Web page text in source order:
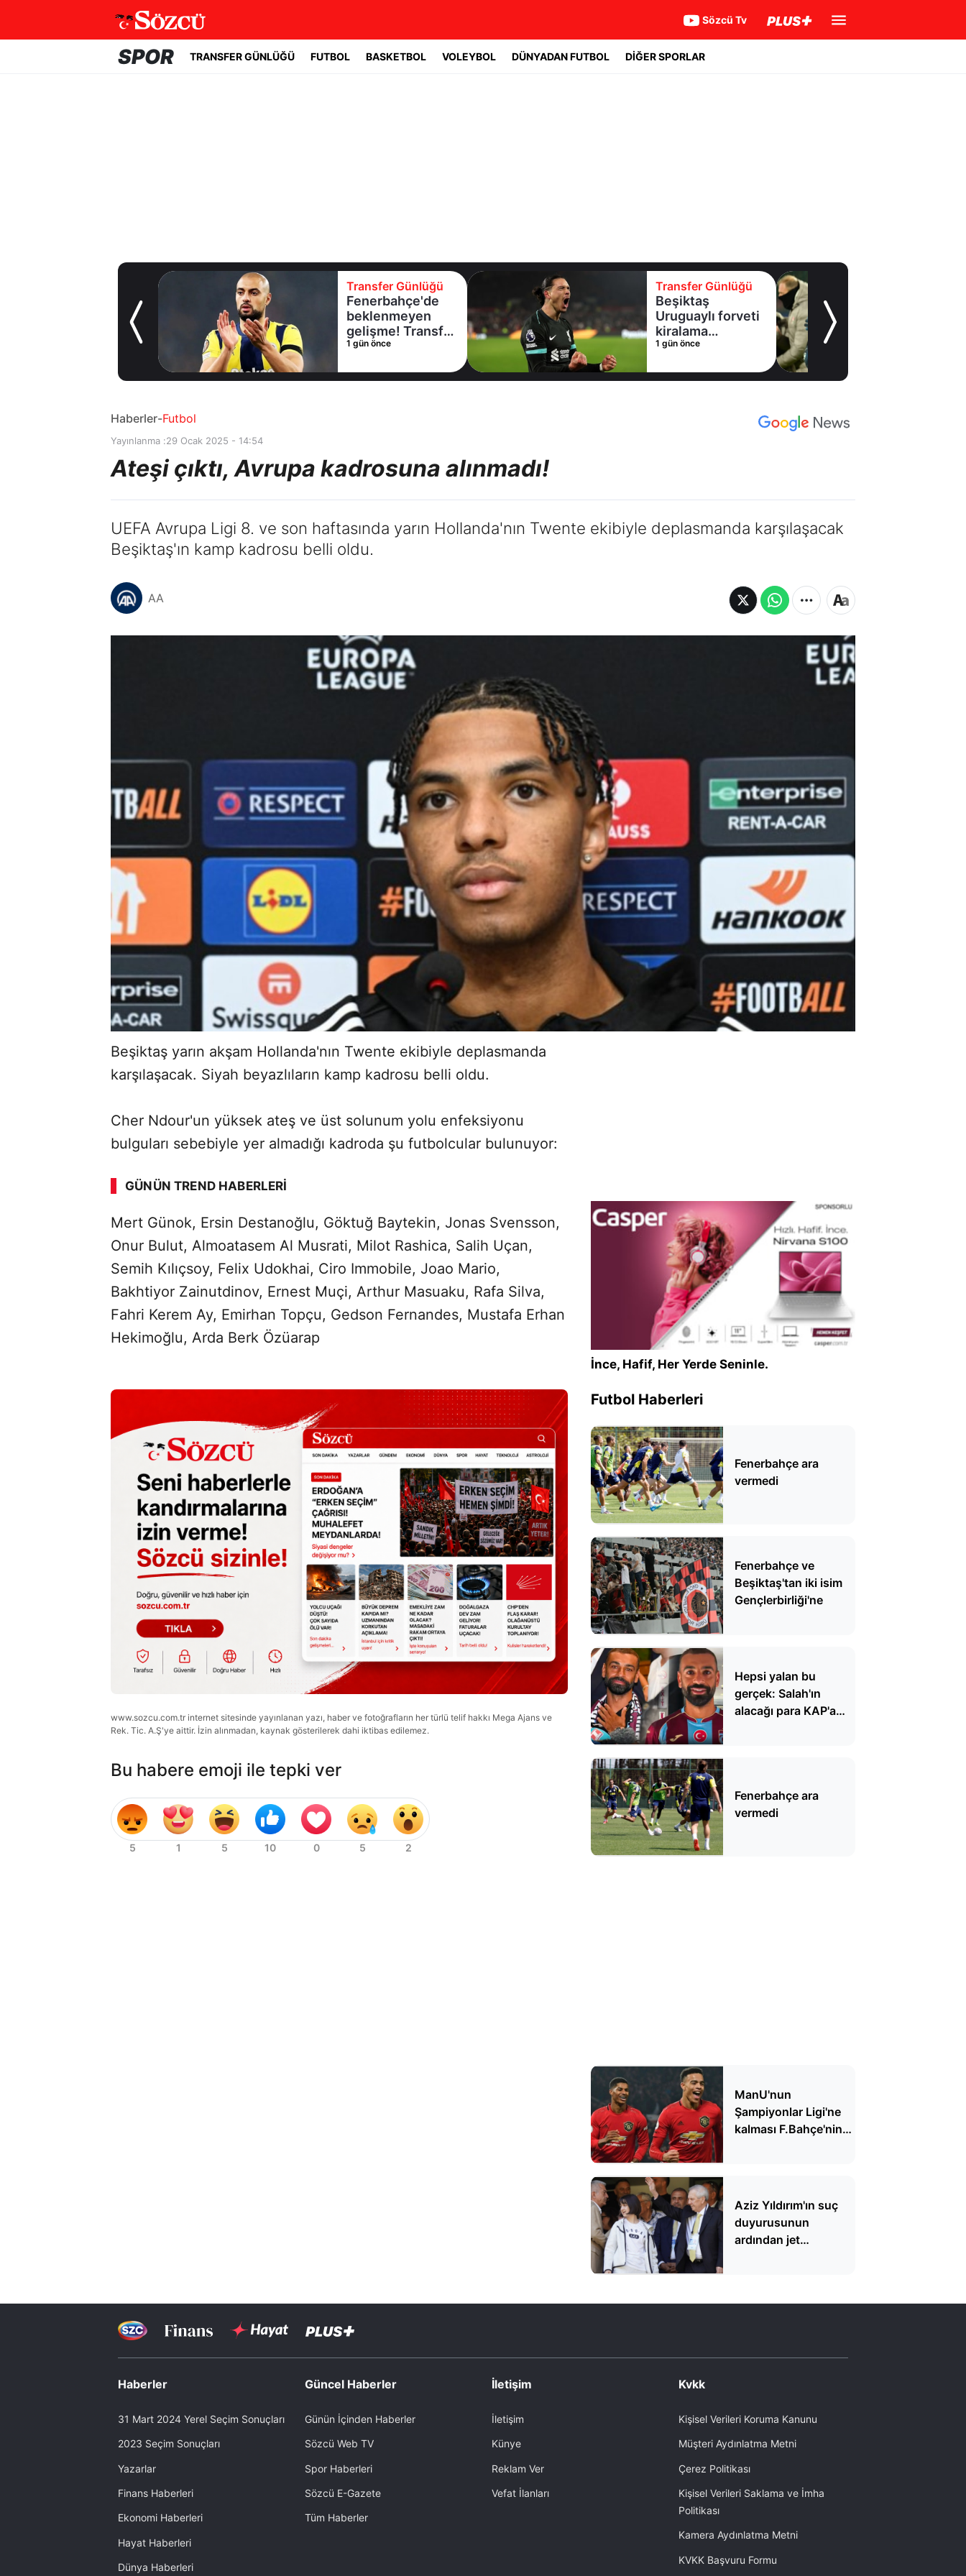
Sözcü Tv
SPOR TRANSFER GÜNLÜĞÜ FUTBOL BASKETBOL VOLEYBOL DÜNYADAN FUTBOL DİĞER SPORLAR
gelişme! Transfer
Transfer Günlüğü
Beşiktaş
Uruguaylı forveti
kiralama
konusunda Al
Adım adım Nunez
1 gün önce
Transfer Günlüğü
Batrakov’da ikinci
raunt
1 gün önce
Haberler-Futbol
Yayınlanma :29 Ocak 2025 - 14:54
Ateşi çıktı, Avrupa kadrosuna alınmadı!
UEFA Avrupa Ligi 8. ve son haftasında yarın Hollanda'nın Twente ekibiyle deplasmanda karşılaşacak
Beşiktaş'ın kamp kadrosu belli oldu.
AA
Beşiktaş yarın akşam Hollanda'nın Twente ekibiyle deplasmanda
karşılaşacak. Siyah beyazlıların kamp kadrosu belli oldu.
Cher Ndour'un yüksek ateş ve üst solunum yolu enfeksiyonu
bulguları sebebiyle yer almadığı kadroda şu futbolcular bulunuyor:
GÜNÜN TREND HABERLERI
Mert Günok, Ersin Destanoğlu, Göktuğ Baytekin, Jonas Svensson,
Onur Bulut, Almoatasem Al Musrati, Milot Rashica, Salih Uçan,
Semih Kılıçsoy, Felix Udokhai, Ciro Immobile, Joao Mario,
Bakhtiyor Zainutdinov, Ernest Muçi, Arthur Masuaku, Rafa Silva,
Fahri Kerem Ay, Emirhan Topçu, Gedson Fernandes, Mustafa Erhan
Hekimoğlu, Arda Berk Özüarap
www.sozcu.com.tr internet sitesinde yayınlanan yazı, haber ve fotoğrafların her türlü telif hakkı Mega Ajans ve
Rek. Tic. A.Ş'ye aittir. İzin alınmadan, kaynak gösterilerek dahi iktibas edilemez.
Bu habere emoji ile tepki ver
İnce, Hafif, Her Yerde Seninle.
Futbol Haberleri
Fenerbahçe ara
vermedi
Fenerbahçe ve
Beşiktaş'tan iki isim
Gençlerbirliği'ne
Hepsi yalan bu
gerçek: Salah'ın
alacağı para KAP'a
Fenerbahçe ara
vermedi
ManU'nun
Şampiyonlar Ligi'ne
kalması F.Bahçe'nin
Aziz Yıldırım'ın suç
duyurusunun
ardından jet
Haberler
31 Mart 2024 Yerel Seçim Sonuçları
2023 Seçim Sonuçları
Yazarlar
Finans Haberleri
Ekonomi Haberleri
Hayat Haberleri
Dünya Haberleri
Güncel Haberler
Günün İçinden Haberler
Sözcü Web TV
Spor Haberleri
Sözcü E-Gazete
Tüm Haberler
İletişim
İletişim
Künye
Reklam Ver
Vefat İlanları
Kvkk
Kişisel Verileri Koruma Kanunu
Müşteri Aydınlatma Metni
Çerez Politikası
Kişisel Verileri Saklama ve İmha
Politikası
Kamera Aydınlatma Metni
KVKK Başvuru Formu